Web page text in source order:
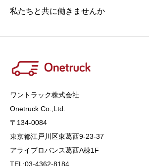
私たちと共に働きませんか
ワントラック株式会社
Onetruck Co.,Ltd​​​.
〒134-0084
東京都江戸川区東葛西9-23-37
アライプロバンス葛西A棟1F
TEL:03-4362-8184